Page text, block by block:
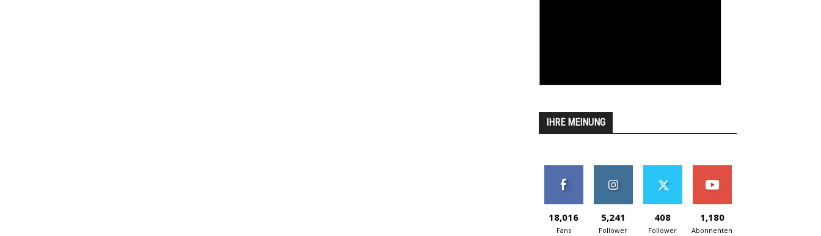
IHRE MEINUNG
18,016
Fans
5,241
Follower
408
Follower
1,180
Abonnenten